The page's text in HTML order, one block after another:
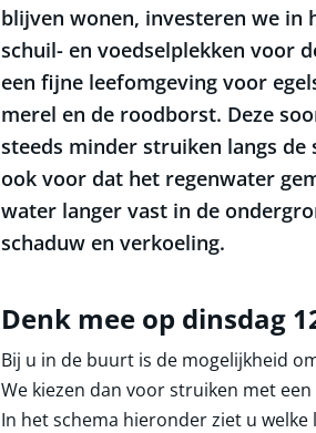
blijven wonen, investeren we in
schuil- en voedselplekken voor
een fijne leefomgeving voor
merel en de roodborst. Deze
steeds minder struiken langs
ook voor dat het regenwater
water langer vast in de
schaduw en verkoeling.
Denk mee op dinsdag
Bij u in de buurt is de mogelijkheid
We kiezen dan voor struiken met
In het schema hieronder ziet u